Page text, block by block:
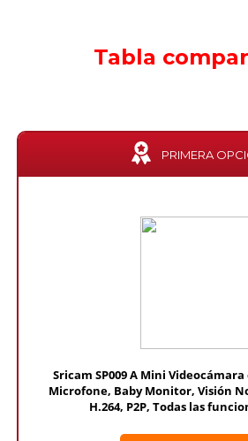
Tabla
PRIMERA
Sricam SP009 A Mini
Microfone, Baby Monitor, Visión
H.264, P2P, Todas las